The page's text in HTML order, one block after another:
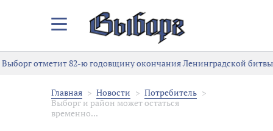
Закрыть/
меню
Выборг отметит 82-ю годовщину окончания Ленинградской битвы
Главная Новости
Потребитель
Выборг и район может остаться
временно...